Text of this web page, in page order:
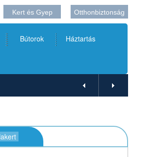
Kert és Gyep Otthonbiztonság
Bútorok
Háztartás